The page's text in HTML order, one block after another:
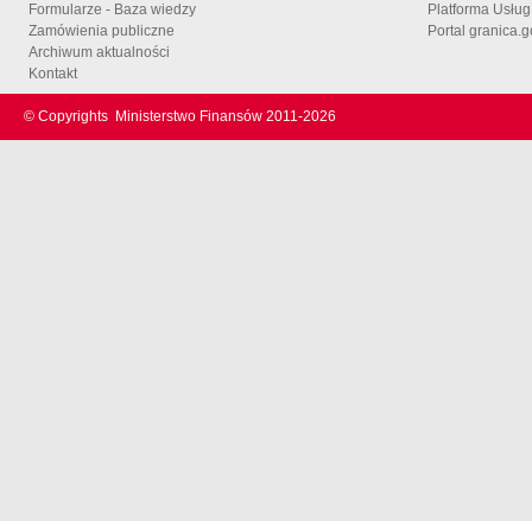
Formularze - Baza wiedzy
Zamówienia publiczne
Archiwum aktualności
Kontakt
Platforma
Portal
© Copyrights Ministerstwo Finansów 2011-2026